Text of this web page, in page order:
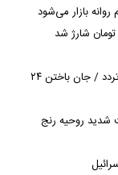
پایان طرح ترافیکی اربعین پلیس با ثبت ۶۷ میلیون تردد / جان باختن ۲۴
شدید روحیه رنج